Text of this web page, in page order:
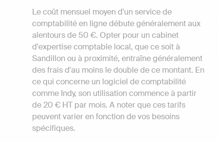
Le coût mensuel moyen d'un service de
comptabilité en ligne débute généralement aux
alentours de 50 €. Opter pour un cabinet
d'expertise comptable local, que ce soit à
Sandillon ou à proximité, entraîne généralement
des frais d'au moins le double de ce montant. En
ce qui concerne un logiciel de comptabilité
comme Indy, son utilisation commence à partir
de 20 € HT par mois. A noter que ces tarifs
peuvent varier en fonction de vos besoins
spécifiques.